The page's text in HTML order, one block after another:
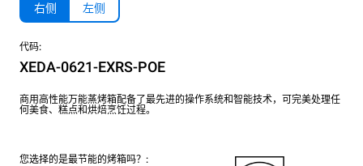
右侧 左侧
代码:
XEDA-0621-EXRS-POE
商用高性能万能蒸烤箱配备了最先进的操作系统和智能技术，可完美处理任
何美食、糕点和烘焙烹饪过程。
您选择的是最节能的烤箱吗？: